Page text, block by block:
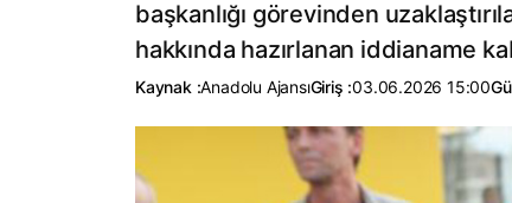
başkanlığı görevinden
hakkında hazırlanan iddianame
Kaynak :Anadolu AjansıGiriş :03.06.2026 15:00